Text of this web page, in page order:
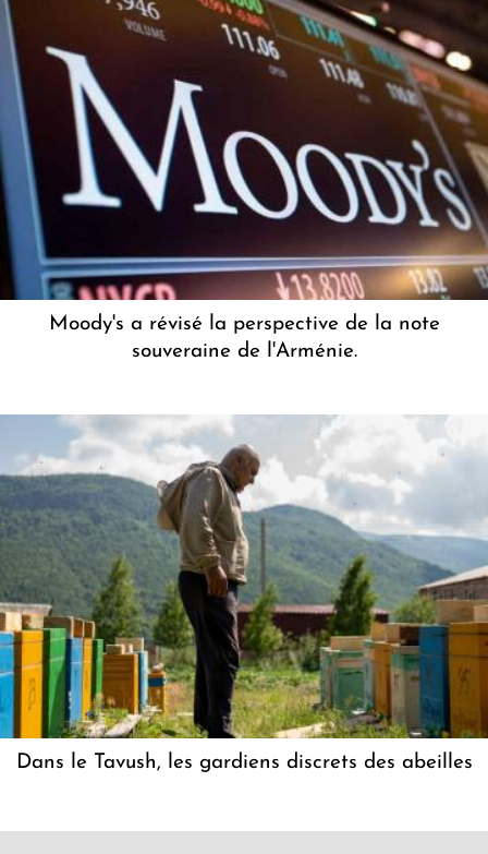
Moody's a révisé la perspective de la note
souveraine de l'Arménie.
Dans le Tavush, les gardiens discrets des abeilles